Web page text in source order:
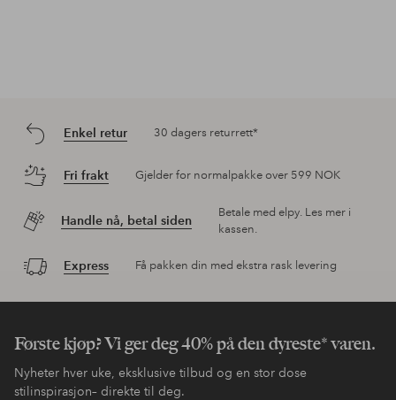
Enkel retur 30 dagers returrett*
Fri frakt Gjelder for normalpakke over 599 NOK
Handle nå, betal siden
Betale med elpy. Les mer i
kassen.
Express Få pakken din med ekstra rask levering
Første kjøp? Vi ger deg 40% på den dyreste* varen.
Nyheter hver uke, eksklusive tilbud og en stor dose
stilinspirasjon– direkte til deg.